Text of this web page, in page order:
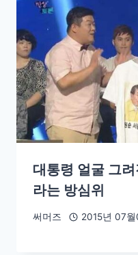
대통령 얼굴 그
라는 방심위
써머즈 2015년 07